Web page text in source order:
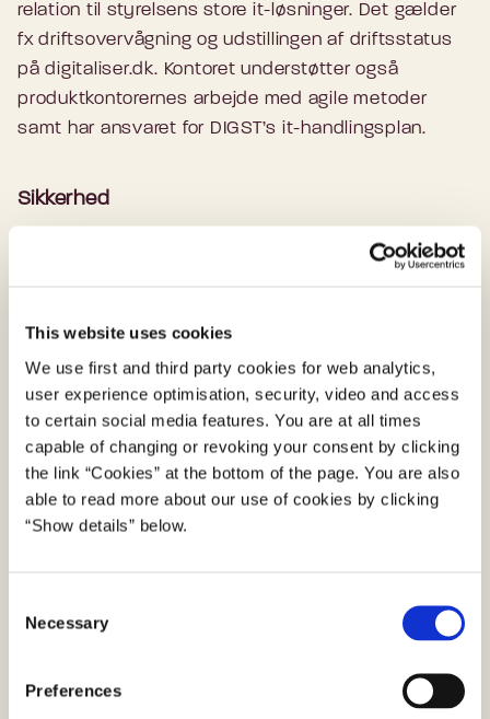
This website uses cookies
We use first and third party cookies for web analytics,
user experience optimisation, security, video and access
to certain social media features. You are at all times
capable of changing or revoking your consent by clicking
the link “Cookies” at the bottom of the page. You are also
able to read more about our use of cookies by clicking
“Show details” below.
Necessary
Preferences
relation til styrelsens store it-løsninger. Det gælder
fx driftsovervågning og udstillingen af driftsstatus
på digitaliser.dk. Kontoret understøtter også
produktkontorernes arbejde med agile metoder
samt har ansvaret for DIGST’s it-handlingsplan.
Sikkerhed
I Kontor for økonomi, it-styring og sikkerhed arbejder
styrelsen er ansvarlig for. Det indebærer fx
risikovurderinger, implementering af ISO27001,
tekniske minimumskrav og NIS2.
hvilket vi også understøtter med
hændelseshåndtering, samt krisestyring og
beredskab.
Digitaliseringsstyrelsen, fx med undervisning,